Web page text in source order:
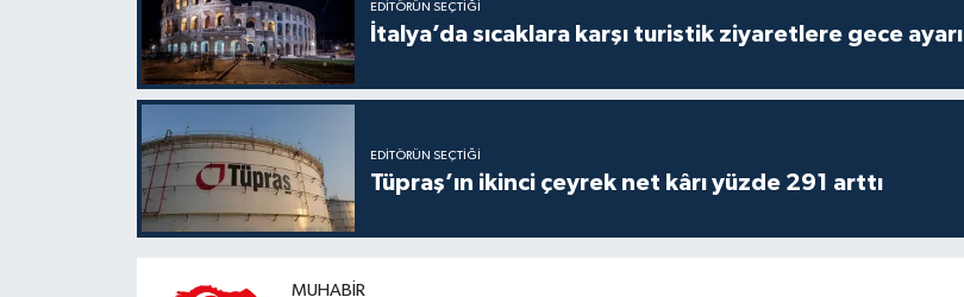
EDITÖRÜN SEÇTIĞI
İtalya’da sıcaklara karşı turistik ziyaretlere gece ayarı
EDITÖRÜN SEÇTIĞI
Tüpraş’ın ikinci çeyrek net kârı yüzde 291 arttı
MUHABIR